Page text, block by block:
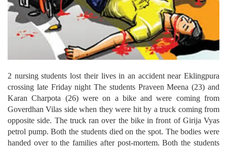
2 nursing students lost their lives in an accident near Eklingpura
crossing late Friday night The students Praveen Meena (23) and
Karan Charpota (26) were on a bike and were coming from
Goverdhan Vilas side when they were hit by a truck coming from
opposite side. The truck ran over the bike in front of Girija Vyas
petrol pump. Both the students died on the spot. The bodies were
handed over to the families after post-mortem. Both the students